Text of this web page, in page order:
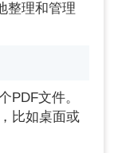
整理和管理
PDF文件。
比如桌面或